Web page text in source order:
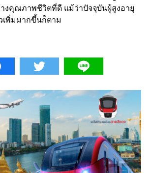
างคุณภาพชีวิตที่ดี แม้ว่าปัจจุบันผู้สูงอายุ
เพิ่มมากขึ้นก็ตาม